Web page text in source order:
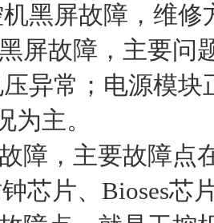
屏故障，维
屏故障，主要
异常；电源模块
主。
，主要故障点在主
片、Bioses芯